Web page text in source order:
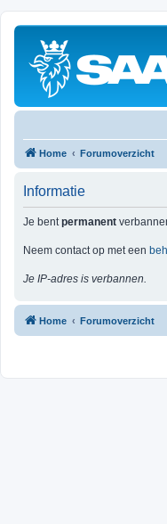
Home Forumoverzicht
Informatie
Je bentpermanent
Neem contact op met een
Je IP-adres is verbannen.
Home Forumoverzicht